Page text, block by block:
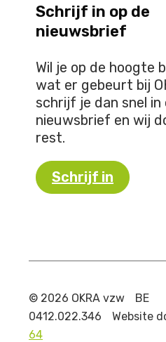
Schrijf in op de
nieuwsbrief
Wil je op de hoogte
wat er gebeurt bij
schrijf je dan snel in
nieuwsbrief en wij
rest.
Schrijf in
© 2026 OKRA vzw
BE
0412.022.346
Website
64